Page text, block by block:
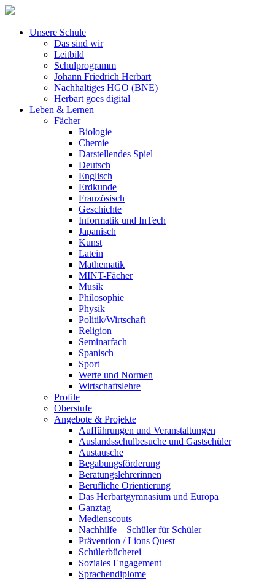
Unsere Schule
Das sind wir
Leitbild
Schulprogramm
Johann Friedrich Herbart
Nachhaltiges HGO (BNE)
Herbart goes digital
Leben & Lernen
Fächer
Biologie
Chemie
Darstellendes Spiel
Deutsch
Englisch
Erdkunde
Französisch
Geschichte
Informatik und InTech
Japanisch
Kunst
Latein
Mathematik
MINT-Fächer
Musik
Philosophie
Physik
Politik/Wirtschaft
Religion
Seminarfach
Spanisch
Sport
Werte und Normen
Wirtschaftslehre
Profile
Oberstufe
Angebote & Projekte
Aufführungen und Veranstaltungen
Auslandsschulbesuche und Gastschüler
Austausche
Begabungsförderung
Beratungslehrerinnen
Berufliche Orientierung
Das Herbartgymnasium und Europa
Ganztag
Medienscouts
Nachhilfe – Schüler für Schüler
Prävention / Lions Quest
Schülerbücherei
Soziales Engagement
Sprachendiplome